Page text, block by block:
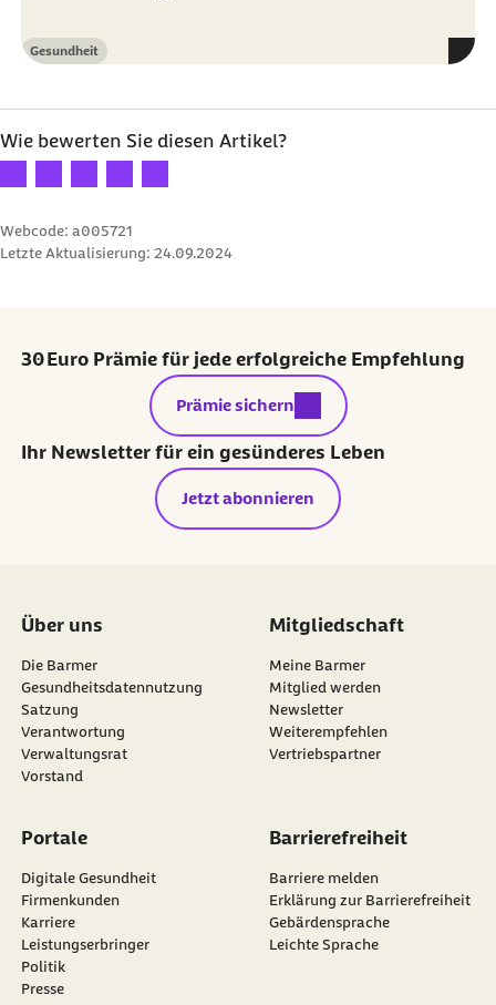
Kategorie
Gesundheit
Wie bewerten Sie diesen Artikel?
Ihre Bewertung: 1 Stern
Ihre Bewertung: 2 Sterne
Ihre Bewertung: 3 Sterne
Ihre Bewertung: 4 Sterne
Ihre Bewertung: 5 Sterne
Webcode: a005721
Letzte Aktualisierung: 24.09.2024
30 Euro Prämie für jede erfolgreiche Empfehlung
externer Link:
Prämie sichern
Ihr Newsletter für ein gesünderes Leben
Jetzt abonnieren
Über uns
Die Barmer
Gesundheitsdatennutzung
Satzung
Verantwortung
Verwaltungsrat
Vorstand
Mitgliedschaft
Meine Barmer
Mitglied werden
Newsletter
externer Link:
Weiterempfehlen
Vertriebspartner
Portale
Digitale Gesundheit
Firmenkunden
Karriere
Leistungserbringer
Politik
Presse
Barrierefreiheit
Barriere melden
Erklärung zur Barrierefreiheit
Gebärdensprache
Leichte Sprache